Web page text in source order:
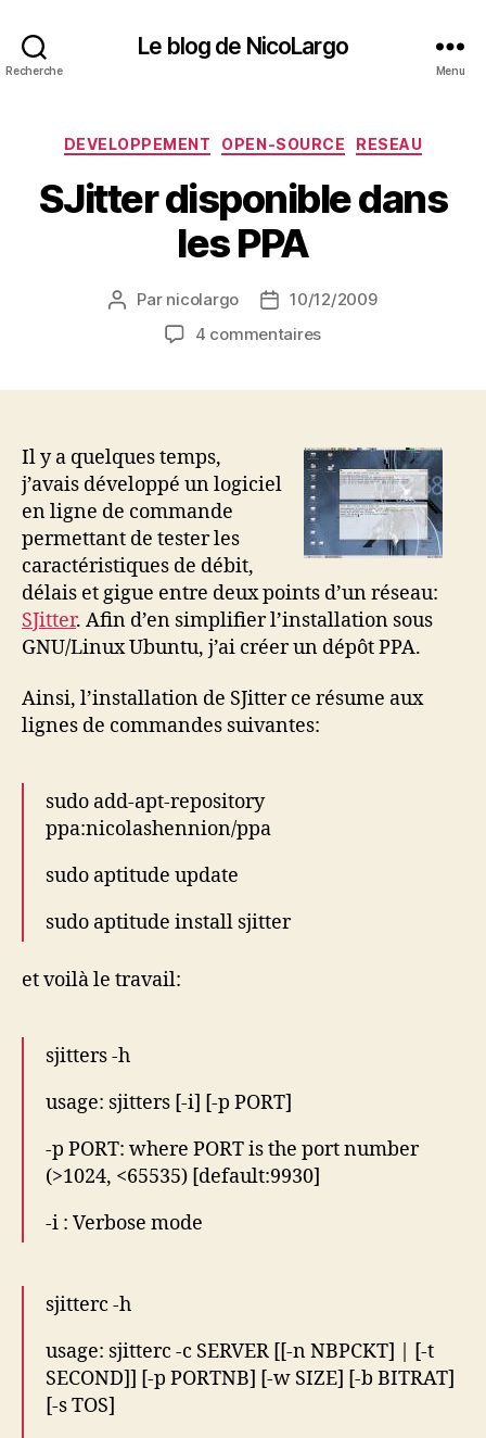
Recherche
Le blog de NicoLargo
Menu
Catégories
DEVELOPPEMENT OPEN-SOURCE RESEAU
SJitter disponible dans
les PPA
Auteur
l’article
Par nicolargo
Date10/12/2009
4 commentairessur
PPA
Il y a quelques temps,
j’avais développé un logiciel
en ligne de commande
permettant de tester les
caractéristiques de débit,
délais et gigue entre deux points d’un réseau:
SJitter. Afin d’en simplifier l’installation sous
GNU/Linux Ubuntu, j’ai créer un dépôt PPA.
Ainsi, l’installation de SJitter ce résume aux
lignes de commandes suivantes:
sudo add-apt-repository
ppa:nicolashennion/ppa
sudo aptitude update
sudo aptitude install sjitter
et voilà le travail:
sjitters -h
usage: sjitters [-i] [-p PORT]
-p PORT: where PORT is the port number
(>1024, <65535) [default:9930]
-i : Verbose mode
sjitterc -h
usage: sjitterc -c SERVER [[-n NBPCKT] | [-t
SECOND]] [-p PORTNB] [-w SIZE] [-b BITRAT]
[-s TOS]